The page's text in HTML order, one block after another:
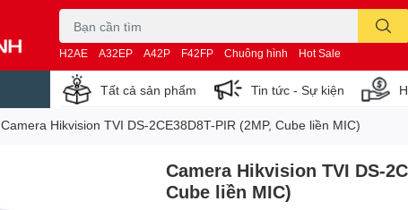
H2AE A32EP A42P F42FP Chuông hình Hot Sale
Tất cả sản phẩm Tin tức - Sự kiện
Camera Hikvision TVI DS-2CE38D8T-PIR (2MP, Cube liền MIC)
Camera Hikvision TVI DS-
Cube liền MIC)